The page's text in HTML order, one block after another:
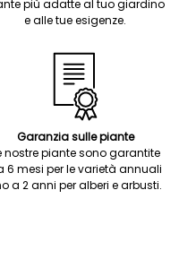
più adatte al tuo giardino
e alle tue esigenze.
Garanzia sulle piante
nostre piante sono garantite
6 mesi per le varietà annuali
a 2 anni per alberi e arbusti.